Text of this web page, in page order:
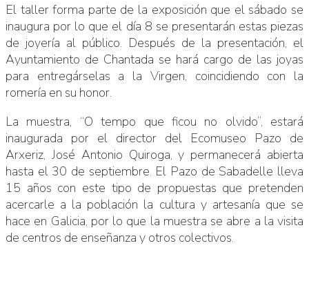
El taller forma parte de la exposición que el sábado se
inaugura por lo que el día 8 se presentarán estas piezas
de joyería al público. Después de la presentación, el
Ayuntamiento de Chantada se hará cargo de las joyas
para entregárselas a la Virgen, coincidiendo con la
romería en su honor.
La muestra, “O tempo que ficou no olvido”, estará
inaugurada por el director del Ecomuseo Pazo de
Arxeriz, José Antonio Quiroga, y permanecerá abierta
hasta el 30 de septiembre. El Pazo de Sabadelle lleva
15 años con este tipo de propuestas que pretenden
acercarle a la población la cultura y artesanía que se
hace en Galicia, por lo que la muestra se abre a la visita
de centros de enseñanza y otros colectivos.